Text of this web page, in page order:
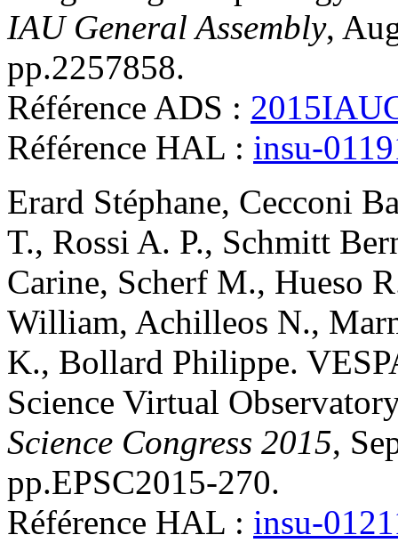
IAU General Assembly,
pp.2257858.
Référence ADS :
Référence HAL : insu-
Erard Stéphane, Cecconi
T., Rossi A. P., Schmitt
Carine, Scherf M., Hueso
William, Achilleos N.,
K., Bollard Philippe.
Science Virtual
Science Congress 2015,
pp.EPSC2015-270.
Référence HAL : insu-